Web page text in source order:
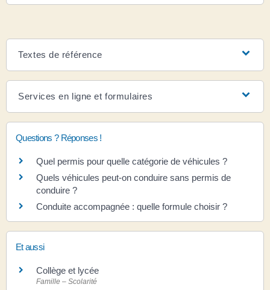
Textes de référence
Services en ligne et formulaires
Questions ? Réponses !
Quel permis pour quelle catégorie de véhicules ?
Quels véhicules peut-on conduire sans permis de
conduire ?
Conduite accompagnée : quelle formule choisir ?
Et aussi
Collège et lycée
Famille – Scolarité